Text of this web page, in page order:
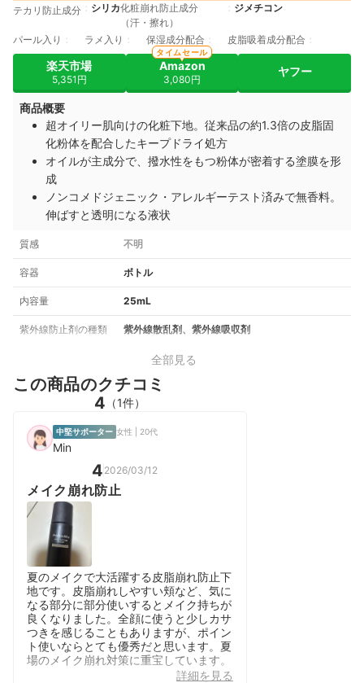
テカリ防止成分 シリカ化粧崩れ防止成分
（汗・擦れ）
ジメチコン
パール入り ラメ入り 保湿成分配合 皮脂吸着成分配合
楽天市場
5,351円
Amazon
3,080円
タイムセール
ヤフー
商品概要
超オイリー肌向けの化粧下地。従来品の約1.3倍の皮脂固
化粉体を配合したキープドライ処方
オイルが主成分で、撥水性をもつ粉体が密着する塗膜を形
成
ノンコメドジェニック・アレルギーテスト済みで無香料。
伸ばすと透明になる液状
質感 不明
容器 ボトル
内容量 25mL
紫外線防止剤の種類 紫外線散乱剤、紫外線吸収剤
全部見る
この商品のクチコミ
4 （1件）
中堅サポーター 女性 | 20代
Min
4 2026/03/12
メイク崩れ防止
夏のメイクで大活躍する皮脂崩れ防止下
地です。皮脂崩れしやすい頬など、気に
なる部分に部分使いするとメイク持ちが
良くなりました。全顔に使うと少しカサ
つきを感じることもありますが、ポイン
ト使いならとても優秀だと思います。夏
場のメイク崩れ対策に重宝しています。
詳細を見る